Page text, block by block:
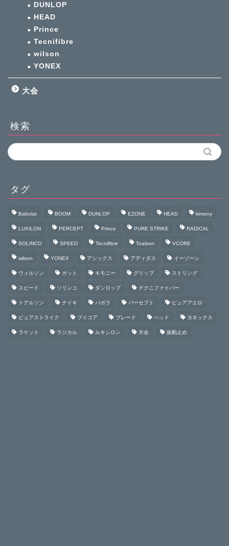
DUNLOP
HEAD
Prince
Tecnifibre
wilson
YONEX
大会
検索
タグ
Babolat BOOM DUNLOP EZONE HEAD kimony
LUXILON PERCEPT Prince PURE STRIKE RADICAL
SOLINCO SPEED Tecnifibre Toalson VCORE
wilson YONEX アシックス アディダス イーゾーン
ウィルソン ガット キモニー グリップ ストリング
スピード ソリンコ ダンロップ テクニファイバー
トアルソン ナイキ バボラ パーセプト ピュアアエロ
ピュアストライク ブイコア ブレード ヘッド ヨネックス
ラケット ラジカル ルキシロン 大会 振動止め